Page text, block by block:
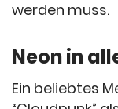
werden muss.
Neon in
Ein beliebtes